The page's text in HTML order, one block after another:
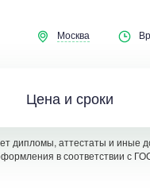
Москва
Цена и сроки
дипломы, аттестаты и иные
в соответствии с